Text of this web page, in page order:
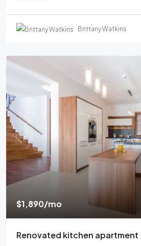
Brittany Watkins
$1,890/mo
Renovated kitchen apartment